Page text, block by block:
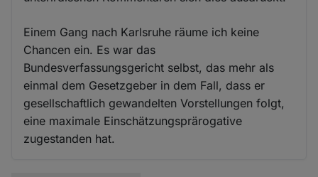
Einem Gang nach Karlsruhe räume ich keine
Chancen ein. Es war das
Bundesverfassungsgericht selbst, das mehr als
einmal dem Gesetzgeber in dem Fall, dass er
gesellschaftlich gewandelten Vorstellungen folgt,
eine maximale Einschätzungsprärogative
zugestanden hat.